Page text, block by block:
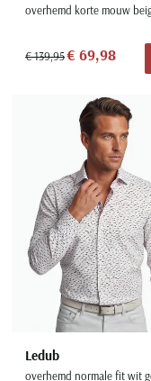
€ 139,95€ 69,98
Ledub